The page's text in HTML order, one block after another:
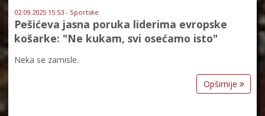
02.09.2025 15:53 - Sportske
Pešićeva jasna poruka liderima evropske
košarke: "Ne kukam, svi osećamo isto"
Neka se zamisle.
Opširnije